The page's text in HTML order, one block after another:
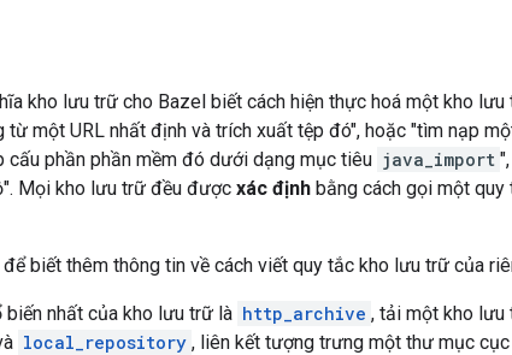
kho lưu trữ cho Bazel biết cách hiện thực hoá một kho lưu
một URL nhất định và trích xuất tệp đó", hoặc "tìm nạp
cấu phần phần mềm đó dưới dạng mục tiêu java_import
Mọi kho lưu trữ đều được xác định bằng cách gọi một
để biết thêm thông tin về cách viết quy tắc kho lưu trữ của
biến nhất của kho lưu trữ là http_archive , tải một kho lưu
local_repository , liên kết tượng trưng một thư mục